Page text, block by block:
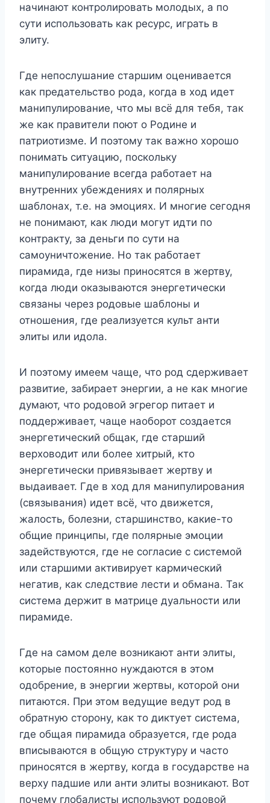
начинают контролировать молодых, а по
сути использовать как ресурс, играть в
элиту.
Где непослушание старшим оценивается
как предательство рода, когда в ход идет
манипулирование, что мы всё для тебя, так
же как правители поют о Родине и
патриотизме. И поэтому так важно хорошо
понимать ситуацию, поскольку
манипулирование всегда работает на
внутренних убеждениях и полярных
шаблонах, т.е. на эмоциях. И многие сегодня
не понимают, как люди могут идти по
контракту, за деньги по сути на
самоуничтожение. Но так работает
пирамида, где низы приносятся в жертву,
когда люди оказываются энергетически
связаны через родовые шаблоны и
отношения, где реализуется культ анти
элиты или идола.
И поэтому имеем чаще, что род сдерживает
развитие, забирает энергии, а не как многие
думают, что родовой эгрегор питает и
поддерживает, чаще наоборот создается
энергетический общак, где старший
верховодит или более хитрый, кто
энергетически привязывает жертву и
выдаивает. Где в ход для манипулирования
(связывания) идет всё, что движется,
жалость, болезни, старшинство, какие-то
общие принципы, где полярные эмоции
задействуются, где не согласие с системой
или старшими активирует кармический
негатив, как следствие лести и обмана. Так
система держит в матрице дуальности или
пирамиде.
Где на самом деле возникают анти элиты,
которые постоянно нуждаются в этом
одобрение, в энергии жертвы, которой они
питаются. При этом ведущие ведут род в
обратную сторону, как то диктует система,
где общая пирамида образуется, где рода
вписываются в общую структуру и часто
приносятся в жертву, когда в государстве на
верху падшие или анти элиты возникают. Вот
почему глобалисты используют родовой